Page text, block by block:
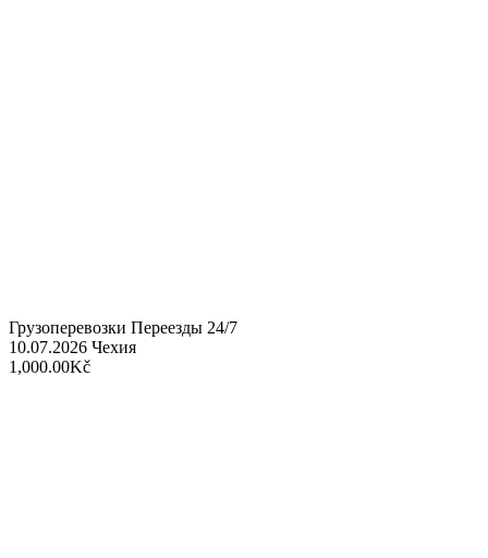
Грузоперевозки Переезды 24/7
10.07.2026 Чехия
1,000.00Kč